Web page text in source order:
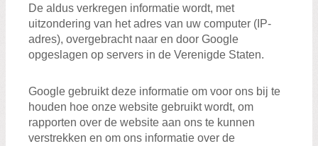
De aldus verkregen informatie wordt, met
uitzondering van het adres van uw computer (IP-
adres), overgebracht naar en door Google
opgeslagen op servers in de Verenigde Staten.
Google gebruikt deze informatie om voor ons bij te
houden hoe onze website gebruikt wordt, om
rapporten over de website aan ons te kunnen
verstrekken en om ons informatie over de